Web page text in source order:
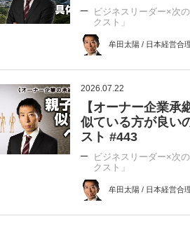
ビジネスリーダー×次
クスト」
牟田太陽 / 日本経営合
2026.07.22
【オーナー企業承
似ている方が良い
スト #443
ビジネスリーダー×次
クスト」
牟田太陽 / 日本経営合